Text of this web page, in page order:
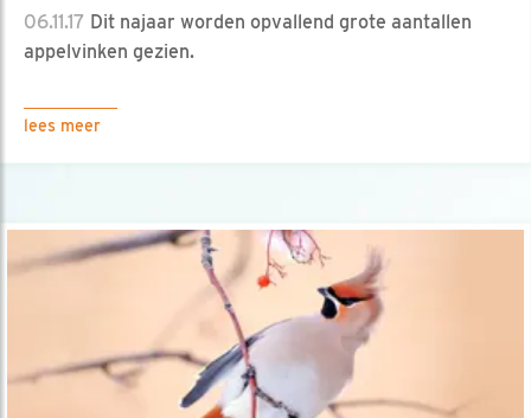
06.11.17 Dit najaar worden opvallend grote aantallen
appelvinken gezien.
lees meer